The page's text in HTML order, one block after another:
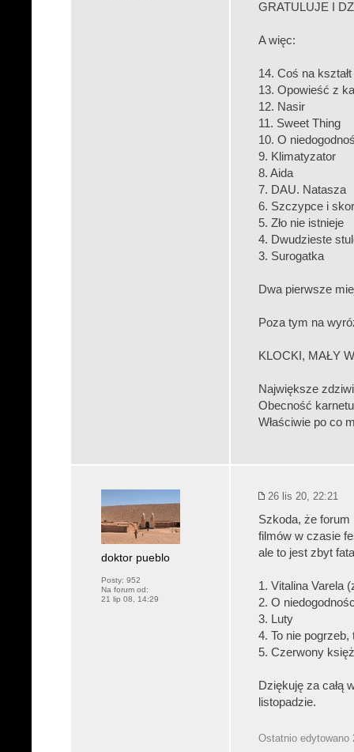
GRATULUJE I
A więc:
14. Coś na
13. Opowieść z
12. Nasir
11. Sweet Thing
10. O
9. Klimatyzator
8. Aida
7. DAU. Natasza
6. Szczypce i
5. Zło nie istnieje
4. Dwudzieste
3. Surogatka
Dwa pierwsze
Poza tym na
KLOCKI, MAŁY
Największe
Obecność
Właściwie po co
doktor pueblo
Posty: 952
Na forum od:
21 lip 08, 14:29
26 lis 20, 22:21
Szkoda, że forum
filmów w czasie
ale to jest zbyt
1. Vitalina Varela
2. O
3. Luty
4. To nie
5. Czerwony
Dziękuję za całą
listopadzie.
Ostatnio